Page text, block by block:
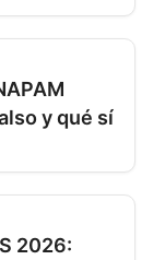
y qué sí
2026: